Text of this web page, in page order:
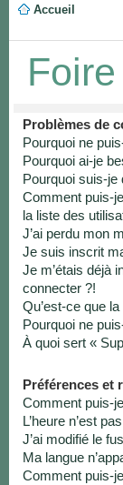
Accueil
Problèmes de
Pourquoi ne
Pourquoi ai-je
Pourquoi suis-je
Comment puis-
la liste des
J’ai perdu mon
Je suis inscrit
Je m’étais déjà
connecter ?!
Qu’est-ce que
Pourquoi ne
À quoi sert «
Préférences et
Comment puis-
L’heure n’est
J’ai modifié le
Ma langue
Comment puis-